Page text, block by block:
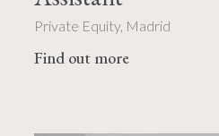
Private Equity, Madrid
Find out more